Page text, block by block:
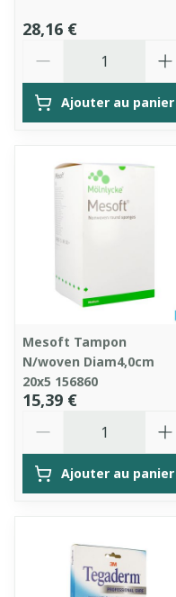
28,16 €
Ajouter au panier
Mesoft Tampon
N/woven Diam4,0cm
20x5 156860
15,39 €
Ajouter au panier